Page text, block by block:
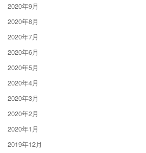
2020年9月
2020年8月
2020年7月
2020年6月
2020年5月
2020年4月
2020年3月
2020年2月
2020年1月
2019年12月